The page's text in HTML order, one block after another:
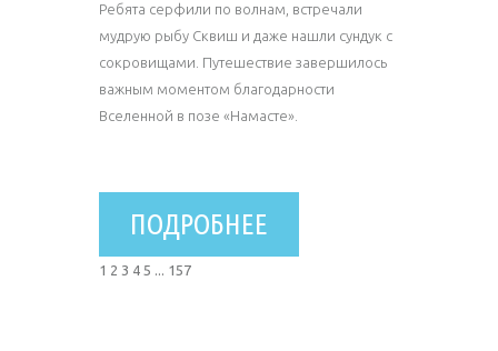
Ребята серфили по волнам, встречали
мудрую рыбу Сквиш и даже нашли сундук с
сокровищами. Путешествие завершилось
важным моментом благодарности
Вселенной в позе «Намасте».
ПОДРОБНЕЕ
1 2 3 4 5 ... 157